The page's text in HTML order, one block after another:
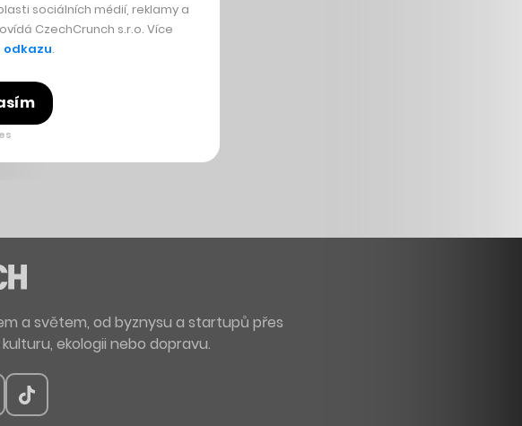
a světem, od byznysu a startupů přes
ekologii nebo dopravu.
sociálních médií, reklamy a
CzechCrunch s.r.o. Více
odkazu.